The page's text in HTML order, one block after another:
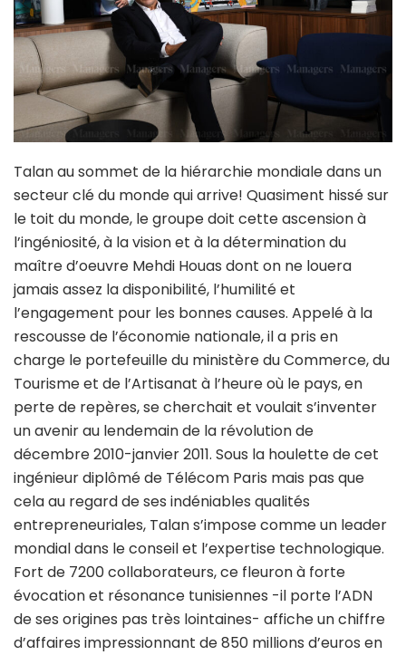
Talan au sommet de la hiérarchie mondiale dans un
secteur clé du monde qui arrive! Quasiment hissé sur
le toit du monde, le groupe doit cette ascension à
l’ingéniosité, à la vision et à la détermination du
maître d’oeuvre Mehdi Houas dont on ne louera
jamais assez la disponibilité, l’humilité et
l’engagement pour les bonnes causes. Appelé à la
rescousse de l’économie nationale, il a pris en
charge le portefeuille du ministère du Commerce, du
Tourisme et de l’Artisanat à l’heure où le pays, en
perte de repères, se cherchait et voulait s’inventer
un avenir au lendemain de la révolution de
décembre 2010-janvier 2011. Sous la houlette de cet
ingénieur diplômé de Télécom Paris mais pas que
cela au regard de ses indéniables qualités
entrepreneuriales, Talan s’impose comme un leader
mondial dans le conseil et l’expertise technologique.
Fort de 7200 collaborateurs, ce fleuron à forte
évocation et résonance tunisiennes -il porte l’ADN
de ses origines pas très lointaines- affiche un chiffre
d’affaires impressionnant de 850 millions d’euros en